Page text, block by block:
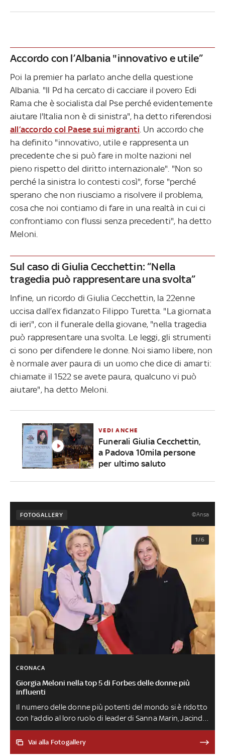
Accordo con l’Albania "innovativo e utile”
Poi la premier ha parlato anche della questione
Albania. "Il Pd ha cercato di cacciare il povero Edi
Rama che è socialista dal Pse perché evidentemente
aiutare l'Italia non è di sinistra", ha detto riferendosi
all’accordo col Paese sui migranti . Un accordo che
ha definito "innovativo, utile e rappresenta un
precedente che si può fare in molte nazioni nel
pieno rispetto del diritto internazionale". "Non so
perché la sinistra lo contesti così", forse "perché
sperano che non riusciamo a risolvere il problema,
cosa che noi contiamo di fare in una realtà in cui ci
confrontiamo con flussi senza precedenti", ha detto
Meloni.
Sul caso di Giulia Cecchettin: “Nella
tragedia può rappresentare una svolta”
Infine, un ricordo di Giulia Cecchettin, la 22enne
uccisa dall’ex fidanzato Filippo Turetta. "La giornata
di ieri", con il funerale della giovane, "nella tragedia
può rappresentare una svolta. Le leggi, gli strumenti
ci sono per difendere le donne. Noi siamo libere, non
è normale aver paura di un uomo che dice di amarti:
chiamate il 1522 se avete paura, qualcuno vi può
aiutare", ha detto Meloni.
VEDI ANCHE
Funerali Giulia Cecchettin,
a Padova 10mila persone
per ultimo saluto
FOTOGALLERY ©Ansa
1/6
CRONACA
Giorgia Meloni nella top 5 di Forbes delle donne più
influenti
Il numero delle donne più potenti del mondo si è ridotto
con l'addio al loro ruolo di leader di Sanna Marin, Jacinda
Ardern e Nicola Sturgeon rispettivamente in Finlandia,
Nuova Zelanda e Scozia
Vai alla Fotogallery